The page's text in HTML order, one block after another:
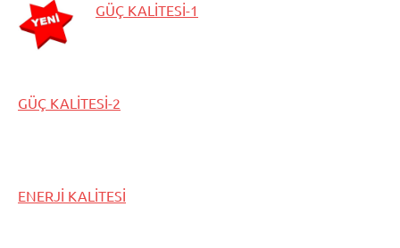
GÜÇ KALİTESİ-1
GÜÇ KALİTESİ-2
ENERJİ KALİTESİ